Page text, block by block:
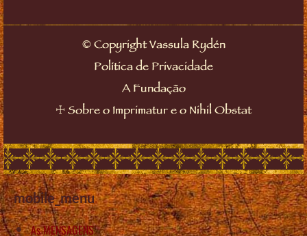
©Copyright Vassula Rydén
Política de Privacidade
A Fundação
☩ Sobre o Imprimatur e o Nihil Obstat
mobile_menu
As MENSAGENS